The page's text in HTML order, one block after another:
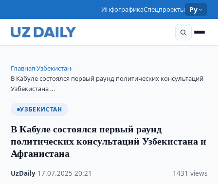
ИнфографикаСпецпроекты Ру
Главная›Узбекистан›
В Кабуле состоялся первый раунд политических консультаций
Узбекистана …
УЗБЕКИСТАН
В Кабуле состоялся первый раунд
политических консультаций Узбекистана и
Афганистана
UzDaily 17.07.2025 ·20:21 1431 views